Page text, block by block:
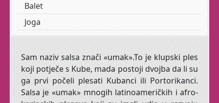
Otkrijte svoju
ženstvenost
Senzualnost i
ženstvenost svojstvene
su svakom judskom biću.
Balet
Joga
Sam naziv salsa znači «umak».To je klupski ples
koji potječe s Kube, mada postoji dvojba da li su
ga prvi počeli plesati Kubanci ili Portorikanci.
Salsa je «umak» mnogih latinoameričkih i afro-